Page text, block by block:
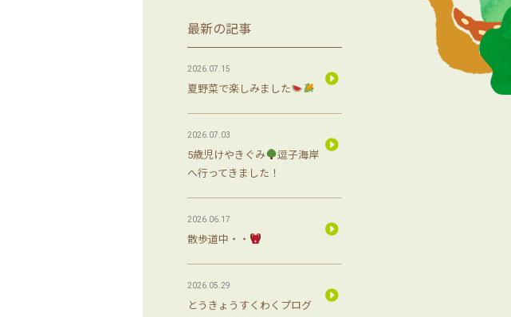
最新の記事
夏野菜で楽しみました
2026.07.15
5歳児けやきぐみ
逗子海岸
へ行ってきました！
2026.07.03
散歩道中・・
2026.06.17
とうきょうすくわくプログ
2026.05.29